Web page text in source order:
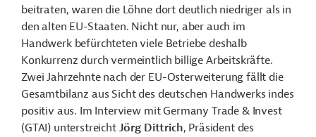
beitraten, waren die Löhne dort deutlich niedriger als in
den alten EU-Staaten. Nicht nur, aber auch im
Handwerk befürchteten viele Betriebe deshalb
Konkurrenz durch vermeintlich billige Arbeitskräfte.
Zwei Jahrzehnte nach der EU-Osterweiterung fällt die
Gesamtbilanz aus Sicht des deutschen Handwerks indes
positiv aus. Im Interview mit Germany Trade & Invest
(GTAI) unterstreicht Jörg Dittrich, Präsident des